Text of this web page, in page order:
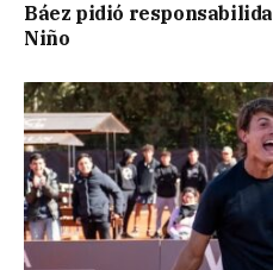
Báez pidió
Niño